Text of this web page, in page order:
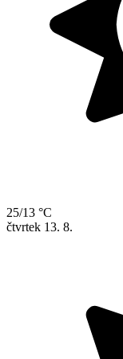
25/13 °C
čtvrtek 13. 8.